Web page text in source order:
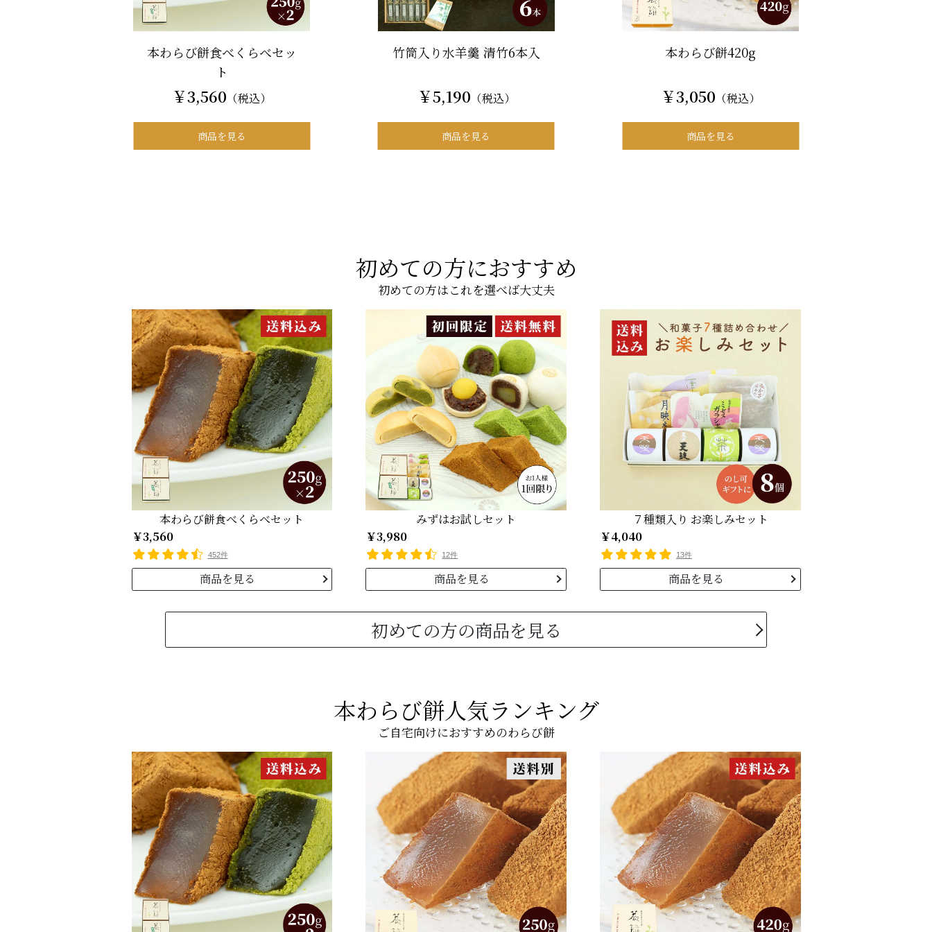
本わらび餅食べくらべセッ
ト
￥3,560 （税込）
商品を見る
竹筒入り水羊羹 清竹6本入
￥5,190 （税込）
商品を見る
本わらび餅420g
￥3,050 （税込）
商品を見る
初めての方におすすめ
初めての方はこれを選べば大丈夫
本わらび餅食べくらべセット
￥3,560
452件
商品を見る
みずはお試しセット
￥3,980
12件
商品を見る
７種類入り お楽しみセット
￥4,040
13件
商品を見る
初めての方の商品を見る
本わらび餅人気ランキング
ご自宅向けにおすすめのわらび餅